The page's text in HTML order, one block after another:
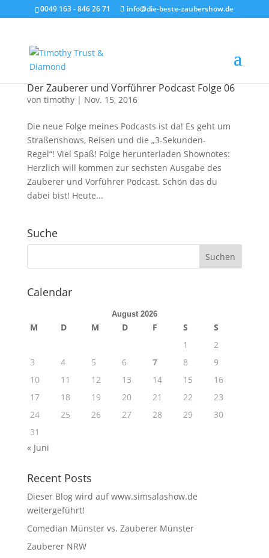
0049 163 - 846 26 71 info@die-beste-zaubershow.de
Der Zauberer und Vorführer Podcast Folge 06
von timothy| Nov. 15, 2016
Die neue Folge meines Podcasts ist da! Es geht um
Straßenshows, Reisen und die „3-Sekunden-
Regel“! Viel Spaß! Folge herunterladen Shownotes:
Herzlich will kommen zur sechsten Ausgabe des
Zauberer und Vorführer Podcast. Schön das du
dabei bist! Heute...
Suche
Calendar
August 2026
M D M D F S
S
1
2
3
4 5 6 7 8
9
10
11 12 13 14 15
16
17
18 19 20 21 22
23
24
25 26 27 28 29
30
31
« Juni
Recent Posts
Dieser Blog wird auf www.simsalashow.de
weitergeführt!
Comedian Münster vs. Zauberer Münster
Zauberer NRW